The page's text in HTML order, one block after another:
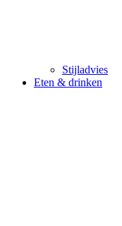
Stijladvies
Eten & drinken